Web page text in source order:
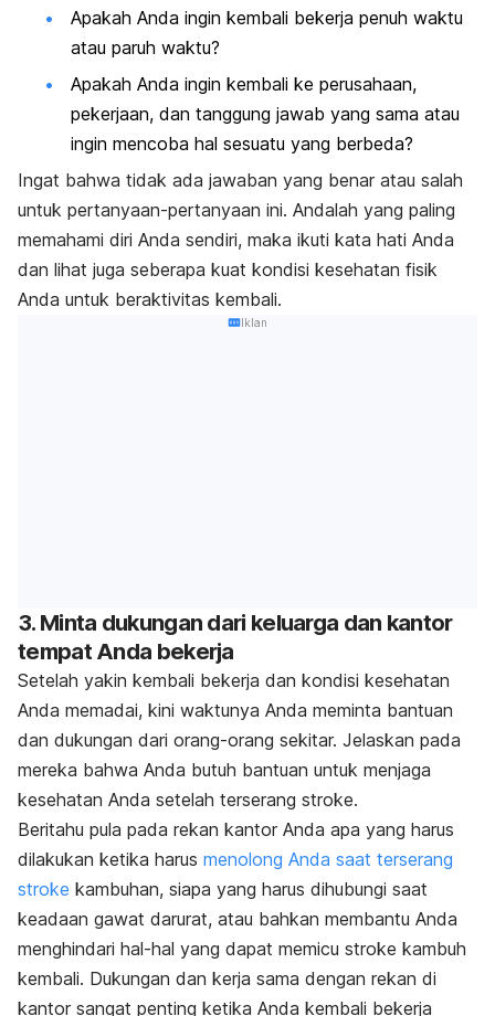
Apakah Anda ingin kembali bekerja penuh waktu
atau paruh waktu?
Apakah Anda ingin kembali ke perusahaan,
pekerjaan, dan tanggung jawab yang sama atau
ingin mencoba hal sesuatu yang berbeda?
Ingat bahwa tidak ada jawaban yang benar atau salah
untuk pertanyaan-pertanyaan ini. Andalah yang paling
memahami diri Anda sendiri, maka ikuti kata hati Anda
dan lihat juga seberapa kuat kondisi kesehatan fisik
Anda untuk beraktivitas kembali.
Iklan
3. Minta dukungan dari keluarga dan kantor
tempat Anda bekerja
Setelah yakin kembali bekerja dan kondisi kesehatan
Anda memadai, kini waktunya Anda meminta bantuan
dan dukungan dari orang-orang sekitar. Jelaskan pada
mereka bahwa Anda butuh bantuan untuk menjaga
kesehatan Anda setelah terserang stroke.
Beritahu pula pada rekan kantor Anda apa yang harus
dilakukan ketika harus menolong Anda saat terserang
stroke kambuhan, siapa yang harus dihubungi saat
keadaan gawat darurat, atau bahkan membantu Anda
menghindari hal-hal yang dapat memicu stroke kambuh
kembali. Dukungan dan kerja sama dengan rekan di
kantor sangat penting ketika Anda kembali bekerja